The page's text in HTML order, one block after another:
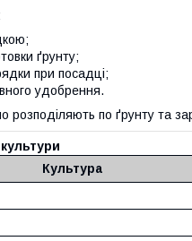
ґрунту;
при посадці;
удобрення.
розподіляють по ґрунту та
Культура